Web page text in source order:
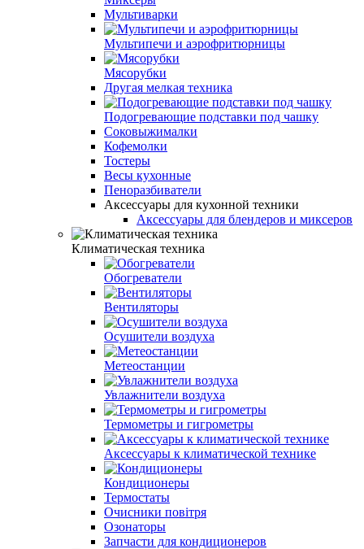
Мультиварки
Мультипечи и аэрофритюрницы
Мясорубки
Другая мелкая техника
Подогревающие подставки под чашку
Соковыжималки
Кофемолки
Тостеры
Весы кухонные
Пеноразбиватели
Аксессуары для кухонной техники
Аксессуары для блендеров и миксеров
Климатическая техника
Обогреватели
Вентиляторы
Осушители воздуха
Метеостанции
Увлажнители воздуха
Термометры и гигрометры
Аксессуары к климатической технике
Кондиционеры
Термостаты
Очисники повітря
Озонаторы
Запчасти для кондиционеров